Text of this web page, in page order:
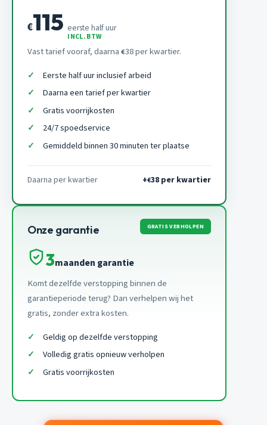
€115 eerste half uur
INCL. BTW
Vast tarief vooraf, daarna €38 per kwartier.
Eerste half uur inclusief arbeid
Daarna een tarief per kwartier
Gratis voorrijkosten
24/7 spoedservice
Gemiddeld binnen 30 minuten ter plaatse
Daarna per kwartier +€38 per kwartier
Onze garantie GRATIS VERHOLPEN
3maanden garantie
Komt dezelfde verstopping binnen de
garantieperiode terug? Dan verhelpen wij het
gratis, zonder extra kosten.
Geldig op dezelfde verstopping
Volledig gratis opnieuw verholpen
Gratis voorrijkosten